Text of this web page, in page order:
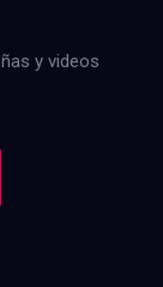
y videos